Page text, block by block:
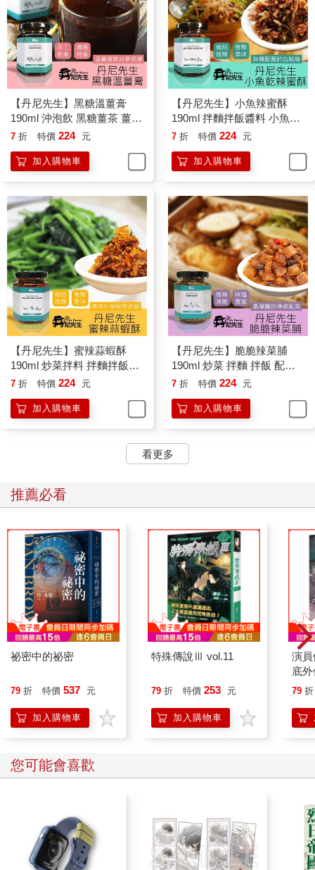
【丹尼先生】黑糖溫薑膏
190ml 沖泡飲 黑糖薑茶 薑汁
撞奶
7 折 特價 224 元
加入購物車
【丹尼先生】小魚辣蜜酥
190ml 拌麵拌飯醬料 小魚乾
辣椒 蒜酥小魚
7 折 特價 224 元
加入購物車
【丹尼先生】蜜辣蒜蝦酥
190ml 炒菜拌料 拌麵拌飯醬
料 蝦米 蝦干
7 折 特價 224 元
加入購物車
【丹尼先生】脆脆辣菜脯
190ml 炒菜 拌麵 拌飯 配菜
醬菜 醃漬菜
7 折 特價 224 元
加入購物車
看更多
推薦必看
祕密中的祕密
79 折 特價 537 元
加入購物車
特殊傳說Ⅲ vol.11
79 折 特價 253 元
加入購物車
演
底
79 折
您可能會喜歡